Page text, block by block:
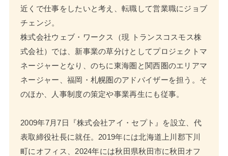
近くで仕事をしたいと考え、転職して営業職にジョブ
チェンジ。
株式会社ウェブ・ワークス（現 トランスコスモス株
式会社）では、新事業の草分けとしてプロジェクトマ
ネージャーとなり、のちに東海圏と関西圏のエリアマ
ネージャー、福岡・札幌圏のアドバイザーを担う。そ
のほか、人事制度の策定や事業再生にも従事。
2009年7月7日『株式会社アイ・セプト』を設立、代
表取締役社長に就任。2019年には北海道上川郡下川
町にオフィス、2024年には秋田県秋田市に秋田オフ